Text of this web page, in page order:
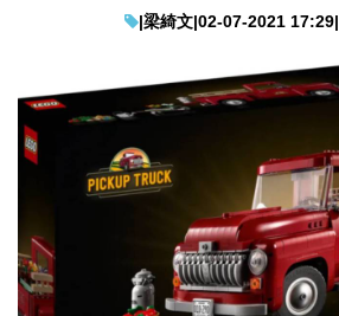
|梁綺文|02-07-2021 17:29|